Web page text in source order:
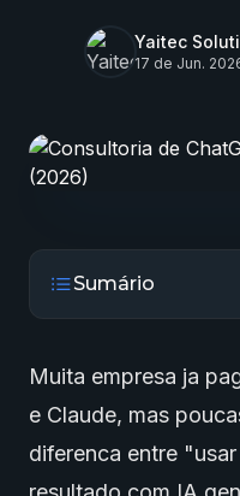
Yaitec
17 de Jun.
Sumário
Muita empresa ja
e Claude, mas
diferenca entre "usar